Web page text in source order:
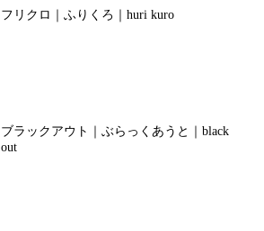
フリクロ｜ふりくろ｜huri kuro
ブラックアウト｜ぶらっくあうと｜black
out